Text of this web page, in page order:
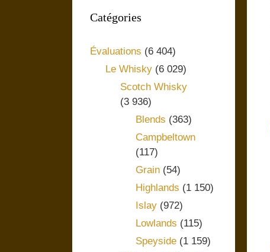
Catégories
Évaluations (6 404)
Le Whisky(6 029)
Scotch Whisky
(3 936)
Blends (363)
Campbeltown
(117)
Grain(54)
Highlands (1 150)
Islay(972)
Lowlands (115)
Speyside(1 159)